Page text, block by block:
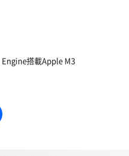
Engine搭載Apple M3